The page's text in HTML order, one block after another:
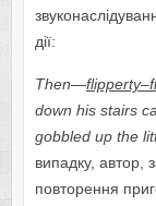
дії:
Then—flipperty–
down his stairs
gobbled up the
випадку, автор,
повторення